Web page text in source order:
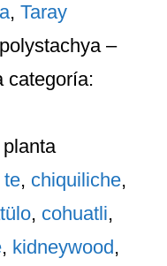
,Taray
–
categoría:
te, chiquiliche,
, cohuatli,
, kidneywood,